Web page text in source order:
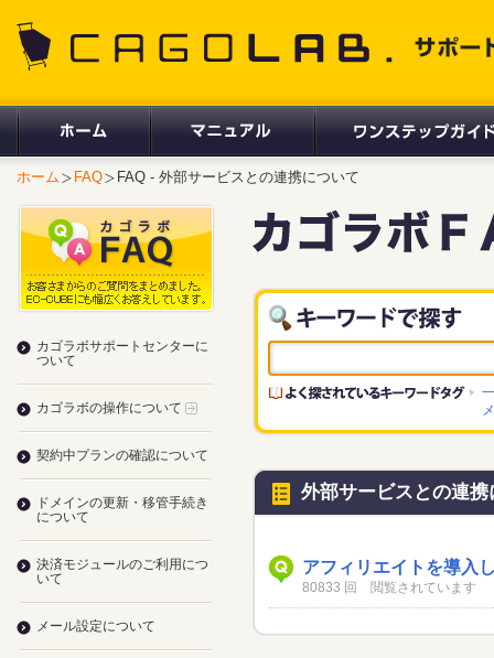
ホーム FAQ FAQ - 外部サービスとの連携について
外部サービスとの連携
アフィリエイトを導入
80833 回 閲覧されています
カゴラボサポートセンターに
ついて
カゴラボの操作について
契約中プランの確認について
ドメインの更新・移管手続き
について
決済モジュールのご利用につ
いて
メール設定について